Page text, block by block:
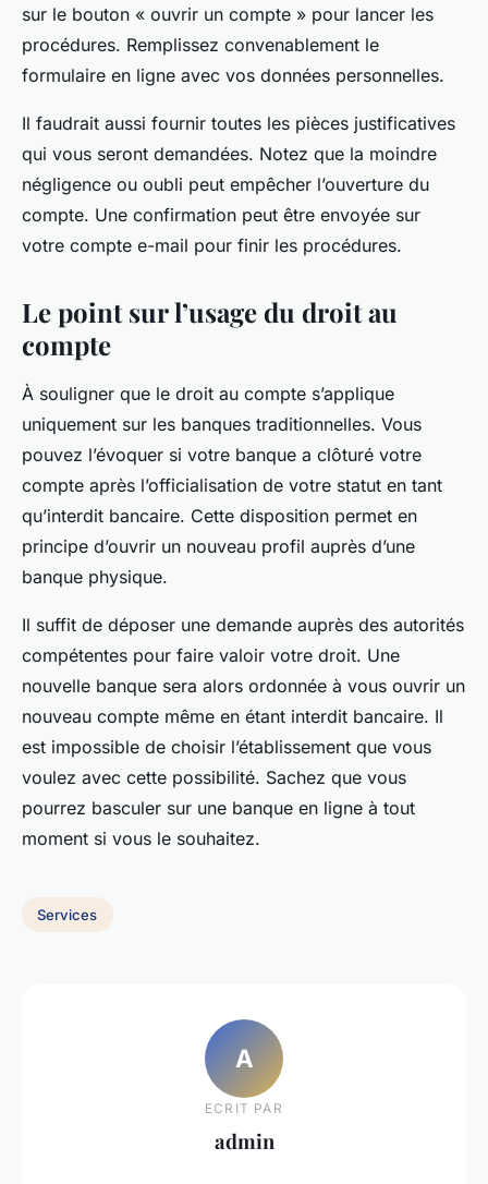
sur le bouton « ouvrir un compte » pour lancer les
procédures. Remplissez convenablement le
formulaire en ligne avec vos données personnelles.
Il faudrait aussi fournir toutes les pièces justificatives
qui vous seront demandées. Notez que la moindre
négligence ou oubli peut empêcher l’ouverture du
compte. Une confirmation peut être envoyée sur
votre compte e-mail pour finir les procédures.
Le point sur l’usage du droit au
compte
À souligner que le droit au compte s’applique
uniquement sur les banques traditionnelles. Vous
pouvez l’évoquer si votre banque a clôturé votre
compte après l’officialisation de votre statut en tant
qu’interdit bancaire. Cette disposition permet en
principe d’ouvrir un nouveau profil auprès d’une
banque physique.
Il suffit de déposer une demande auprès des autorités
compétentes pour faire valoir votre droit. Une
nouvelle banque sera alors ordonnée à vous ouvrir un
nouveau compte même en étant interdit bancaire. Il
est impossible de choisir l’établissement que vous
voulez avec cette possibilité. Sachez que vous
pourrez basculer sur une banque en ligne à tout
moment si vous le souhaitez.
Services
A
ECRIT PAR
admin